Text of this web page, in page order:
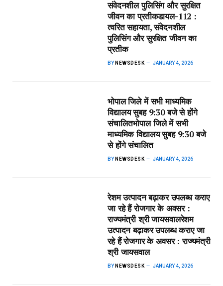
संवेदनशील पुलिसिंग और सुरक्षित
जीवन का प्रतीक​डायल-112 :
त्वरित सहायता, संवेदनशील
पुलिसिंग और सुरक्षित जीवन का
प्रतीक
BY NEWSDESK JANUARY 4, 2026
भोपाल जिले में सभी माध्यमिक
विद्यालय सुबह 9:30 बजे से होंगे
संचालित​भोपाल जिले में सभी
माध्यमिक विद्यालय सुबह 9:30 बजे
से होंगे संचालित
BY NEWSDESK JANUARY 4, 2026
रेशम उत्पादन बढ़ाकर उपलब्ध कराए
जा रहे हैं रोजगार के अवसर :
राज्यमंत्री श्री जायसवाल​रेशम
उत्पादन बढ़ाकर उपलब्ध कराए जा
रहे हैं रोजगार के अवसर : राज्यमंत्री
श्री जायसवाल
BY NEWSDESK JANUARY 4, 2026